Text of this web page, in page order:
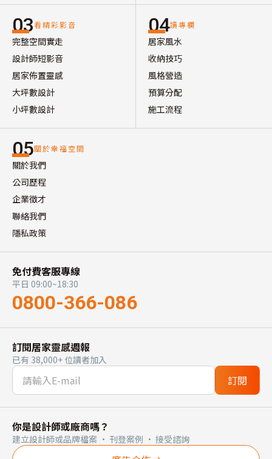
03看精彩影音
完整空間實走
設計師短影音
居家佈置靈感
大坪數設計
小坪數設計
04讀專欄
居家風水
收納技巧
風格營造
預算分配
施工流程
05關於幸福空間
關於我們
公司歷程
企業徵才
聯絡我們
隱私政策
免付費客服專線
平日 09:00~18:30
0800-366-086
訂閱居家靈感週報
已有 38,000+ 位讀者加入
訂閱
你是設計師或廠商嗎？
建立設計師或品牌檔案 · 刊登案例 · 接受諮詢